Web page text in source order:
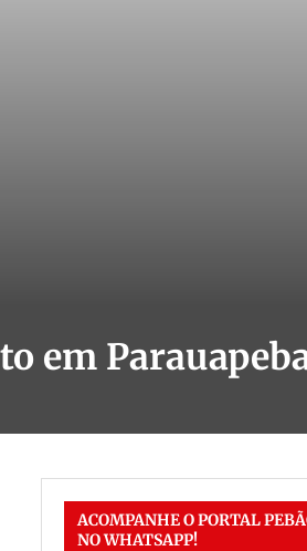
em
ACOMPANHE O PORTAL
NO WHATSAPP!